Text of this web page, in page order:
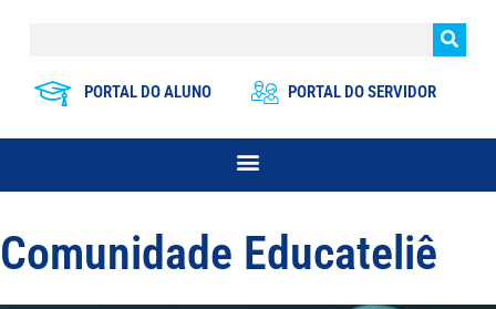
PORTAL DO ALUNO PORTAL DO SERVIDOR
Comunidade Educateliê